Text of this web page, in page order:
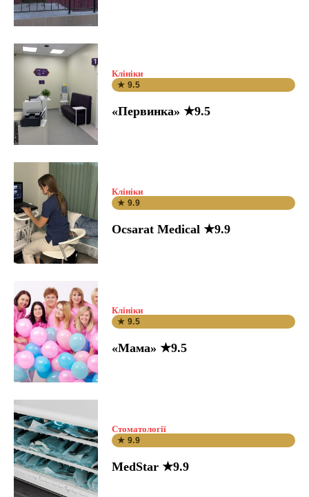
Клініки
★ 9.5
«Первинка» ★9.5
Клініки
★ 9.9
Ocsarat Medical ★9.9
Клініки
★ 9.5
«Мама» ★9.5
Стоматології
★ 9.9
MedStar ★9.9